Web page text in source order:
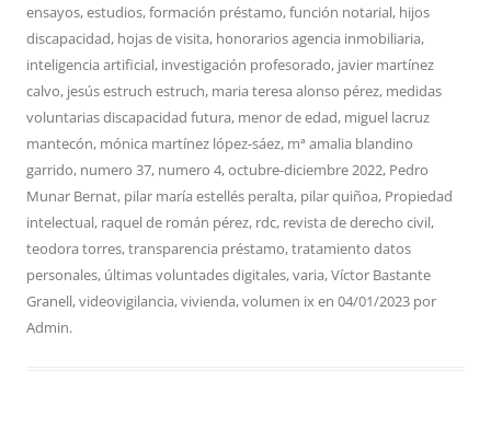
ensayos,estudios,formación préstamo,función notarial, hijos
discapacidad, hojas de visita, honorarios agencia inmobiliaria,
inteligencia artificial, investigación profesorado, javier martínez
calvo, jesús estruch estruch, maria teresa alonso pérez, medidas
voluntarias discapacidad futura, menor de edad, miguel lacruz
mantecón, mónica martínez lópez-sáez, mª amalia blandino
garrido, numero 37, numero 4,octubre-diciembre 2022, Pedro
Munar Bernat, pilar maría estellés peralta, pilar quiñoa, Propiedad
intelectual, raquel de román pérez, rdc, revista de derecho civil,
teodora torres,transparencia préstamo,tratamiento datos
personales, últimas voluntades digitales,varia,Víctor Bastante
Granell,videovigilancia,vivienda,volumen ixen 04/01/2023 por
Admin.